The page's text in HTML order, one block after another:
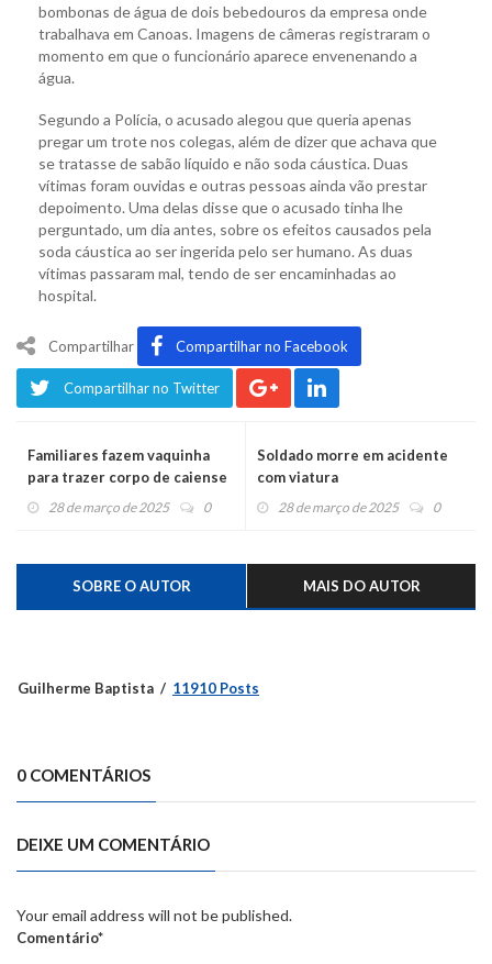
bombonas de água de dois bebedouros da empresa onde
trabalhava em Canoas. Imagens de câmeras registraram o
momento em que o funcionário aparece envenenando a
água.
Segundo a Polícia, o acusado alegou que queria apenas
pregar um trote nos colegas, além de dizer que achava que
se tratasse de sabão líquido e não soda cáustica. Duas
vítimas foram ouvidas e outras pessoas ainda vão prestar
depoimento. Uma delas disse que o acusado tinha lhe
perguntado, um dia antes, sobre os efeitos causados pela
soda cáustica ao ser ingerida pelo ser humano. As duas
vítimas passaram mal, tendo de ser encaminhadas ao
hospital.
Compartilhar Compartilhar no Facebook
Compartilhar no Twitter
Familiares fazem vaquinha
para trazer corpo de caiense
morta na Índia
28 de março de 2025 0
Soldado morre em acidente
com viatura
28 de março de 2025 0
SOBRE O AUTOR MAIS DO AUTOR
Guilherme Baptista 11910 Posts
0 COMENTÁRIOS
DEIXE UM COMENTÁRIO
Your email address will not be published.
Comentário*